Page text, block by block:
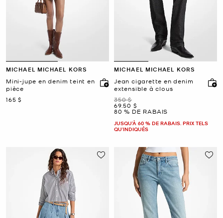
MICHAEL MICHAEL KORS
Mini-jupe en denim teint en
pièce
maintenant
165 $
MICHAEL MICHAEL KORS
Jean cigarette en denim
extensible à clous
était
350 $
maintenant
69.50 $
80 % DE RABAIS
JUSQU’À 60 % DE RABAIS. PRIX TELS
QU'INDIQUÉS